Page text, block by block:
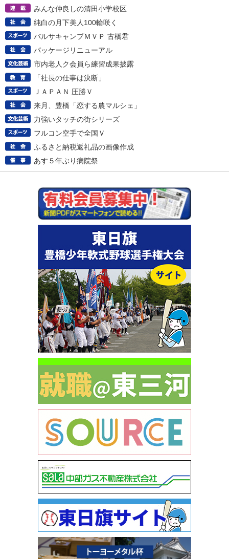
みんな仲良しの清田小学校区
純白の月下美人100輪咲く
バルサキャンプＭＶＰ 古橋君
パッケージリニューアル
市内老人ク会員ら練習成果披露
「社長の仕事は決断」
ＪＡＰＡＮ 圧勝Ｖ
来月、豊橋「恋する農マルシェ」
力強いタッチの街シリーズ
フルコン空手で全国Ｖ
ふるさと納税返礼品の画像作成
あす５年ぶり病院祭